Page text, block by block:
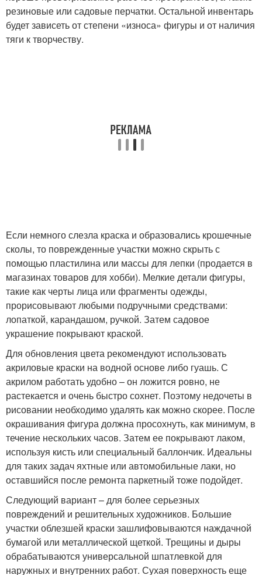
резиновые или садовые перчатки. Остальной инвентарь
будет зависеть от степени «износа» фигуры и от наличия
тяги к творчеству.
Если немного слезла краска и образовались крошечные
сколы, то поврежденные участки можно скрыть с
помощью пластилина или массы для лепки (продается в
магазинах товаров для хобби). Мелкие детали фигуры,
такие как черты лица или фрагменты одежды,
прорисовывают любыми подручными средствами:
лопаткой, карандашом, ручкой. Затем садовое
украшение покрывают краской.
Для обновления цвета рекомендуют использовать
акриловые краски на водной основе либо гуашь. С
акрилом работать удобно – он ложится ровно, не
растекается и очень быстро сохнет. Поэтому недочеты в
рисовании необходимо удалять как можно скорее. После
окрашивания фигура должна просохнуть, как минимум, в
течение нескольких часов. Затем ее покрывают лаком,
используя кисть или специальный баллончик. Идеальны
для таких задач яхтные или автомобильные лаки, но
оставшийся после ремонта паркетный тоже подойдет.
Следующий вариант – для более серьезных
повреждений и решительных художников. Большие
участки облезшей краски зашлифовываются наждачной
бумагой или металлической щеткой. Трещины и дыры
обрабатываются универсальной шпатлевкой для
наружных и внутренних работ. Сухая поверхность еще